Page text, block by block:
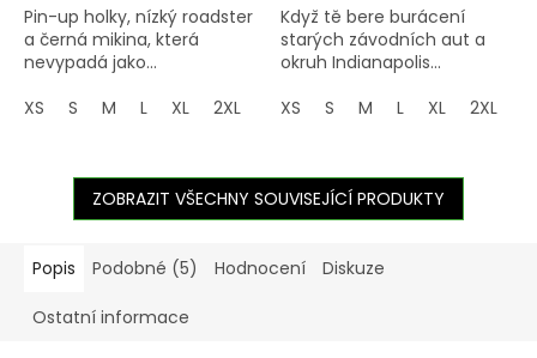
Pin-up holky, nízký roadster
a černá mikina, která
nevypadá jako...
XS
S M L XL 2XL 3XL 4XL 5XL
Když tě bere burácení
starých závodních aut a
okruh Indianapolis...
XS
S M L XL 2XL
ZOBRAZIT VŠECHNY SOUVISEJÍCÍ PRODUKTY
Popis Podobné (5) Hodnocení Diskuze
Ostatní informace